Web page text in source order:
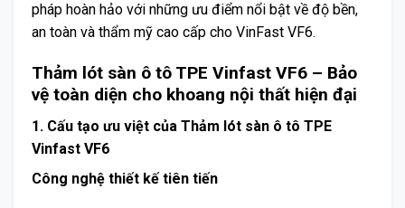
pháp hoàn hảo với những ưu điểm nổi bật về độ bền,
an toàn và thẩm mỹ cao cấp cho VinFast VF6.
Thảm lót sàn ô tô TPE Vinfast VF6 – Bảo
vệ toàn diện cho khoang nội thất hiện đại
1. Cấu tạo ưu việt của Thảm lót sàn ô tô TPE
Vinfast VF6
Công nghệ thiết kế tiên tiến